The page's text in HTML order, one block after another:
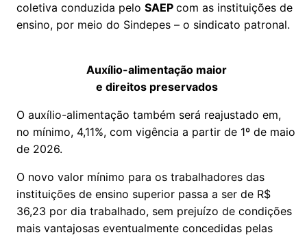
coletiva conduzida pelo SAEP com as instituições de
ensino, por meio do Sindepes – o sindicato patronal.
Auxílio-alimentação maior
e direitos preservados
O auxílio-alimentação também será reajustado em,
no mínimo, 4,11%, com vigência a partir de 1º de maio
de 2026.
O novo valor mínimo para os trabalhadores das
instituições de ensino superior passa a ser de R$
36,23 por dia trabalhado, sem prejuízo de condições
mais vantajosas eventualmente concedidas pelas